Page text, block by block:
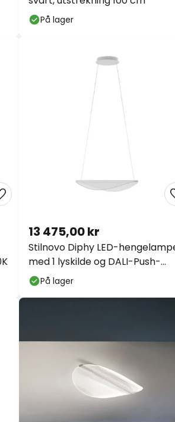
På lager
Stilnovo Diphy LED-hengelampe
med 1 lyskilde og DALI-Push-
kontrol 96 cm
13 475,00 kr
Kode:WOW2026
*Unntatte produsenter